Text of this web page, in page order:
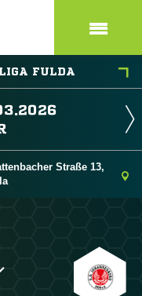
FULDA
Straße 13,